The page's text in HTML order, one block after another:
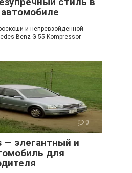
и непревзойденной
Benz G 55 Kompressor.
0
— элегантный и
для